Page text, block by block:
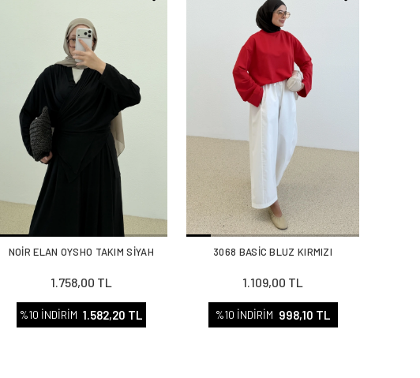
NOİR ELAN OYSHO TAKIM SİYAH
1.758,00 TL
%10 İNDİRİM 1.582,20 TL
3068 BASİC BLUZ KIRMIZI
1.109,00 TL
%10 İNDİRİM 998,10 TL